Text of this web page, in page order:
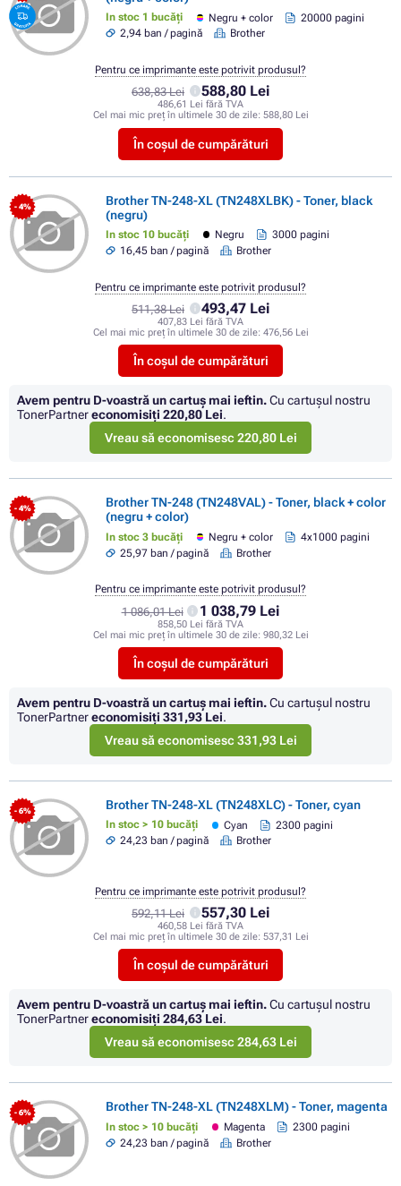
In stoc 1 bucăți Negru + color
20000 pagini
2,94 ban / pagină
Brother
638,83 Lei 588,80 Lei
486,61 Lei fără TVA
Cel mai mic preț în ultimele 30 de zile: 588,80 Lei
În coșul de cumpărături
Pentru ce imprimante este potrivit produsul?
- 4%
Brother TN-248-XL (TN248XLBK) - Toner, black
(negru)
In stoc 10 bucăți Negru
3000 pagini
16,45 ban / pagină
Brother
511,38 Lei 493,47 Lei
407,83 Lei fără TVA
Cel mai mic preț în ultimele 30 de zile: 476,56 Lei
În coșul de cumpărături
Pentru ce imprimante este potrivit produsul?
Avem pentru D-voastră un cartuș mai ieftin.Cu cartuşul nostru
TonerPartnereconomisiţi 220,80 Lei.
Vreau să economisesc 220,80 Lei
- 4%
Brother TN-248 (TN248VAL) - Toner, black + color
(negru + color)
In stoc 3 bucăți Negru + color
4x1000 pagini
25,97 ban / pagină
Brother
1 086,01 Lei 1 038,79 Lei
858,50 Lei fără TVA
Cel mai mic preț în ultimele 30 de zile: 980,32 Lei
În coșul de cumpărături
Pentru ce imprimante este potrivit produsul?
Avem pentru D-voastră un cartuș mai ieftin.Cu cartuşul nostru
TonerPartnereconomisiţi 331,93 Lei.
Vreau să economisesc 331,93 Lei
- 6% Brother TN-248-XL (TN248XLC) - Toner, cyan
In stoc > 10 bucăți Cyan
2300 pagini
24,23 ban / pagină
Brother
592,11 Lei 557,30 Lei
460,58 Lei fără TVA
Cel mai mic preț în ultimele 30 de zile: 537,31 Lei
În coșul de cumpărături
Pentru ce imprimante este potrivit produsul?
Avem pentru D-voastră un cartuș mai ieftin.Cu cartuşul nostru
TonerPartnereconomisiţi 284,63 Lei.
Vreau să economisesc 284,63 Lei
- 6% Brother TN-248-XL (TN248XLM) - Toner, magenta
In stoc > 10 bucăți Magenta
2300 pagini
24,23 ban / pagină
Brother